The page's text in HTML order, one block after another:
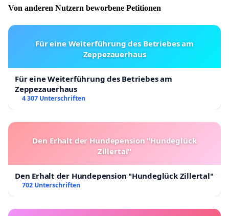
Von anderen Nutzern beworbene Petitionen
Für eine Weiterführung des Betriebes am
Zeppezauerhaus
Für eine Weiterführung des Betriebes am
Zeppezauerhaus
4 307 Unterschriften
Den Erhalt der Hundepension "Hundeglück
Zillertal"
Den Erhalt der Hundepension "Hundeglück Zillertal"
702 Unterschriften